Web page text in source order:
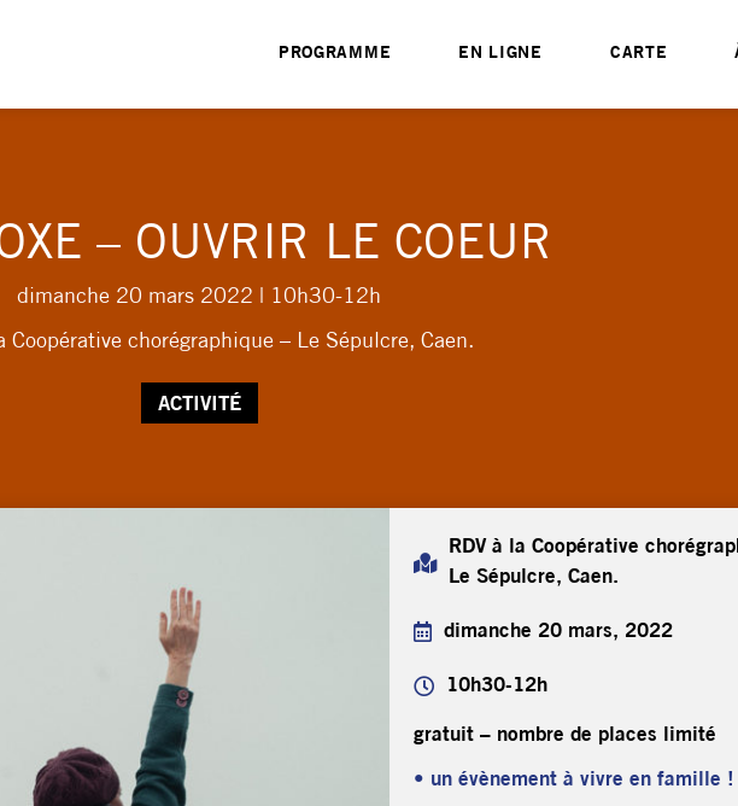
PROGRAMME EN LIGNE CARTE
– OUVRIR LE COEUR
dimanche 20 mars 2022 | 10h30-12h
Coopérative chorégraphique – Le Sépulcre, Caen.
ACTIVITÉ
RDV à la Coopérative
Le Sépulcre, Caen.
dimanche 20 mars, 2022
10h30-12h
gratuit – nombre de places limité
• un évènement à vivre en famille !